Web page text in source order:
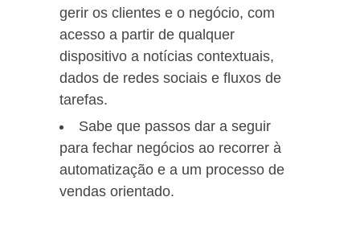
gerir os clientes e o negócio, com
acesso a partir de qualquer
dispositivo a notícias contextuais,
dados de redes sociais e fluxos de
tarefas.
Sabe que passos dar a seguir
para fechar negócios ao recorrer à
automatização e a um processo de
vendas orientado.